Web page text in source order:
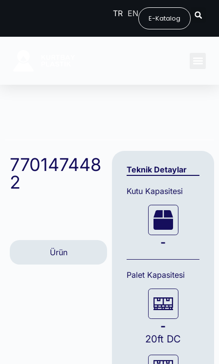
E-Katalog
TR EN
770147448
2
Ürün
Teknik Detaylar
Kutu Kapasitesi
-
Palet Kapasitesi
-
20ft DC